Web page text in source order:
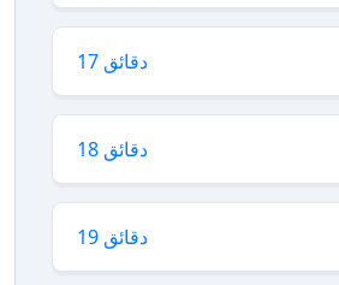
17 دقائق
18 دقائق
19 دقائق